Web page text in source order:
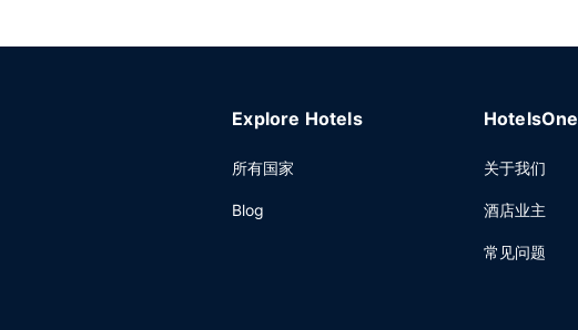
Explore Hotels
所有国家
Blog
HotelsOne
关于我们
酒店业主
常见问题